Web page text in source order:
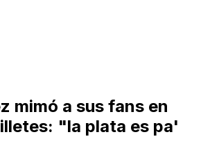
mimó a sus fans en
"la plata es pa'